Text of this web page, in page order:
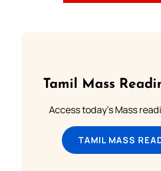
Tamil Mass
Access today's Mass
TAMIL MASS